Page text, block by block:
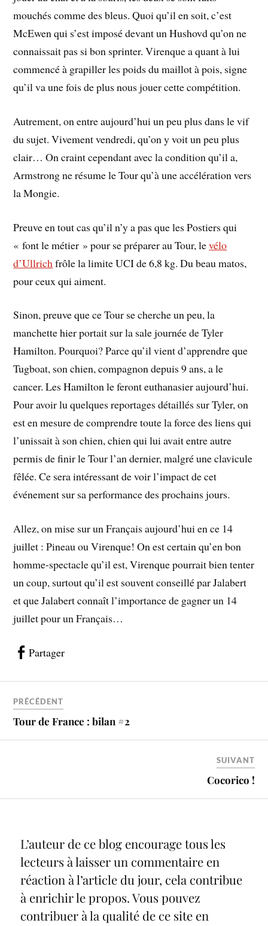
mouchés comme des bleus. Quoi qu’il en soit, c’est
McEwen qui s’est imposé devant un Hushovd qu’on ne
connaissait pas si bon sprinter. Virenque a quant à lui
commencé à grapiller les poids du maillot à pois, signe
qu’il va une fois de plus nous jouer cette compétition.
Autrement, on entre aujourd’hui un peu plus dans le vif
du sujet. Vivement vendredi, qu’on y voit un peu plus
clair… On craint cependant avec la condition qu’il a,
Armstrong ne résume le Tour qu’à une accélération vers
la Mongie.
Preuve en tout cas qu’il n’y a pas que les Postiers qui
« font le métier » pour se préparer au Tour, levélo
d’Ullrich frôle la limite UCI de 6,8 kg. Du beau matos,
pour ceux qui aiment.
Sinon, preuve que ce Tour se cherche un peu, la
manchette hier portait sur la sale journée de Tyler
Hamilton. Pourquoi? Parce qu’il vient d’apprendre que
Tugboat, son chien, compagnon depuis 9 ans, a le
cancer. Les Hamilton le feront euthanasier aujourd’hui.
Pour avoir lu quelques reportages détaillés sur Tyler, on
est en mesure de comprendre toute la force des liens qui
l’unissait à son chien, chien qui lui avait entre autre
permis de finir le Tour l’an dernier, malgré une clavicule
fêlée. Ce sera intéressant de voir l’impact de cet
événement sur sa performance des prochains jours.
Allez, on mise sur un Français aujourd’hui en ce 14
juillet : Pineau ou Virenque! On est certain qu’en bon
homme-spectacle qu’il est, Virenque pourrait bien tenter
un coup, surtout qu’il est souvent conseillé par Jalabert
et que Jalabert connaît l’importance de gagner un 14
juillet pour un Français…
Partager
PRÉCÉDENT
Tour de France : bilan #2
SUIVANT
Cocorico !
L’auteur de ce blog encourage tous les
lecteurs à laisser un commentaire en
réaction à l’article du jour, cela contribue
à enrichir le propos. Vous pouvez
contribuer à la qualité de ce site en